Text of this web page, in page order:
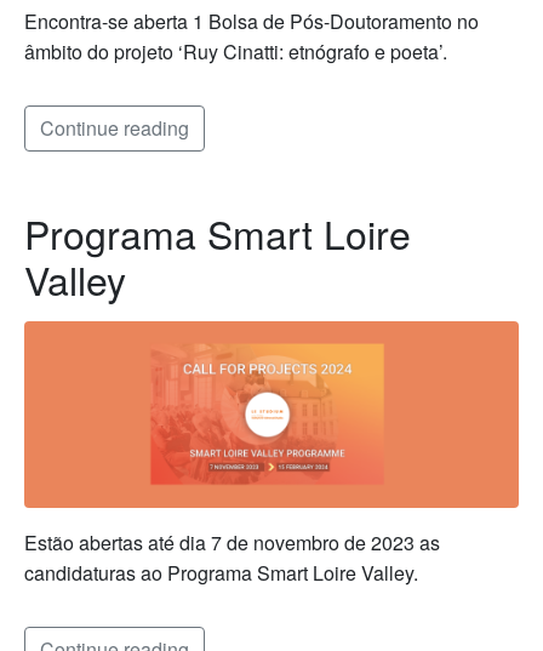
Encontra-se aberta 1 Bolsa de Pós-Doutoramento no
âmbito do projeto ‘Ruy Cinatti: etnógrafo e poeta’.
Continue reading
Programa Smart Loire
Valley
Estão abertas até dia 7 de novembro de 2023 as
candidaturas ao Programa Smart Loire Valley.